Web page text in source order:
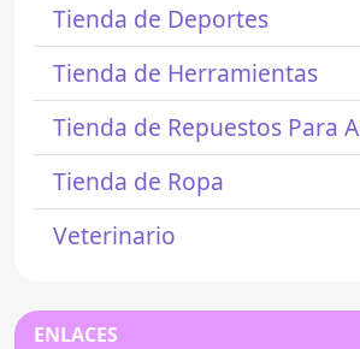
Tienda de Deportes
Tienda de Herramientas
Tienda de Repuestos Para
Tienda de Ropa
Veterinario
ENLACES